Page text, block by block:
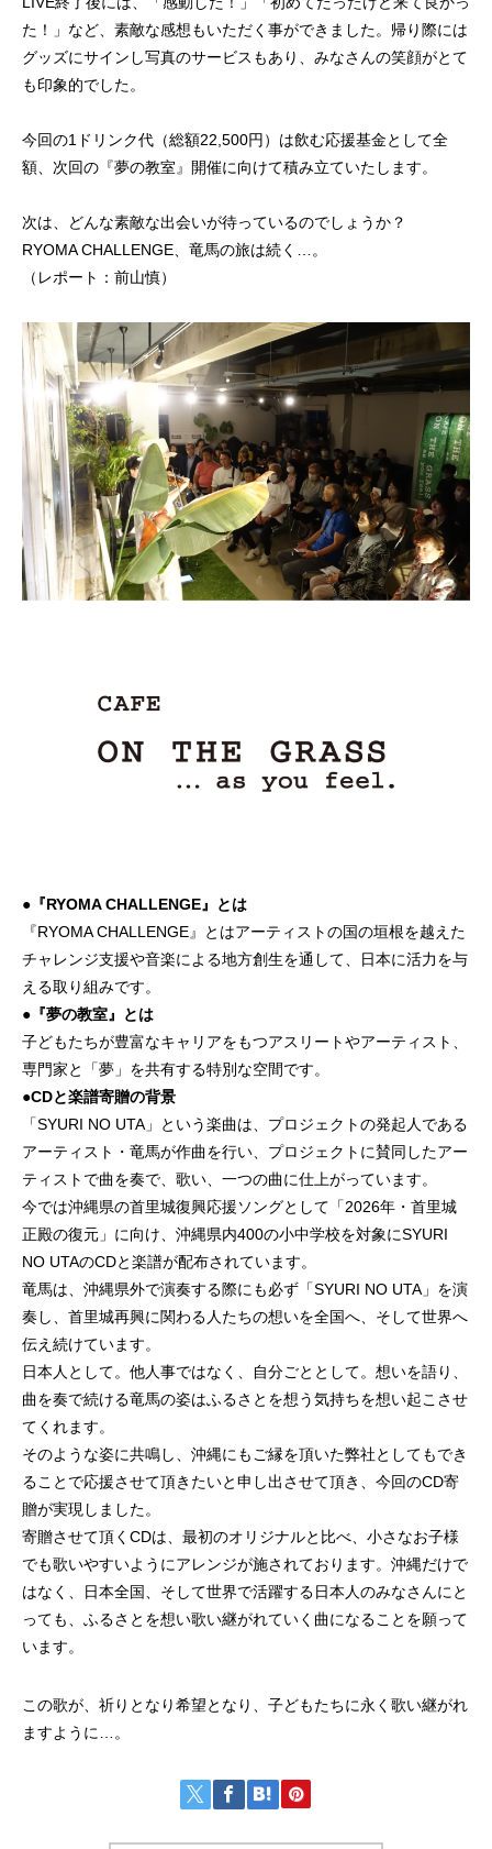
た！」など、素敵な感想もいただく事ができました。帰り際には
グッズにサインし写真のサービスもあり、みなさんの笑顔がとて
も印象的でした。
今回の1ドリンク代（総額22,500円）は飲む応援基金として全
額、次回の『夢の教室』開催に向けて積み立ていたします。
次は、どんな素敵な出会いが待っているのでしょうか？
RYOMA CHALLENGE、竜馬の旅は続く…。
（レポート：前山慎）
●『RYOMA CHALLENGE』とは
『RYOMA CHALLENGE』とはアーティストの国の垣根を越えた
チャレンジ⽀援や⾳楽による地⽅創⽣を通して、⽇本に活⼒を与
える取り組みです。
●『夢の教室』とは
子どもたちが豊富なキャリアをもつアスリートやアーティスト、
専門家と「夢」を共有する特別な空間です。
●CDと楽譜寄贈の背景
「SYURI NO UTA」という楽曲は、プロジェクトの発起人である
アーティスト・竜馬が作曲を行い、プロジェクトに賛同したアー
ティストで曲を奏で、歌い、一つの曲に仕上がっています。
今では沖縄県の首里城復興応援ソングとして「2026年・首里城
正殿の復元」に向け、沖縄県内400の小中学校を対象にSYURI
NO UTAのCDと楽譜が配布されています。
竜馬は、沖縄県外で演奏する際にも必ず「SYURI NO UTA」を演
奏し、首里城再興に関わる人たちの想いを全国へ、そして世界へ
伝え続けています。
日本人として。他人事ではなく、自分ごととして。想いを語り、
曲を奏で続ける竜馬の姿はふるさとを想う気持ちを想い起こさせ
てくれます。
そのような姿に共鳴し、沖縄にもご縁を頂いた弊社としてもでき
ることで応援させて頂きたいと申し出させて頂き、今回のCD寄
贈が実現しました。
寄贈させて頂くCDは、最初のオリジナルと比べ、小さなお子様
でも歌いやすいようにアレンジが施されております。沖縄だけで
はなく、日本全国、そして世界で活躍する日本人のみなさんにと
っても、ふるさとを想い歌い継がれていく曲になることを願って
います。
この歌が、祈りとなり希望となり、子どもたちに永く歌い継がれ
ますように…。